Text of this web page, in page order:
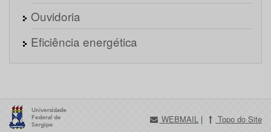
Ouvidoria
Eficiência energética
WEBMAIL | Topo do Site